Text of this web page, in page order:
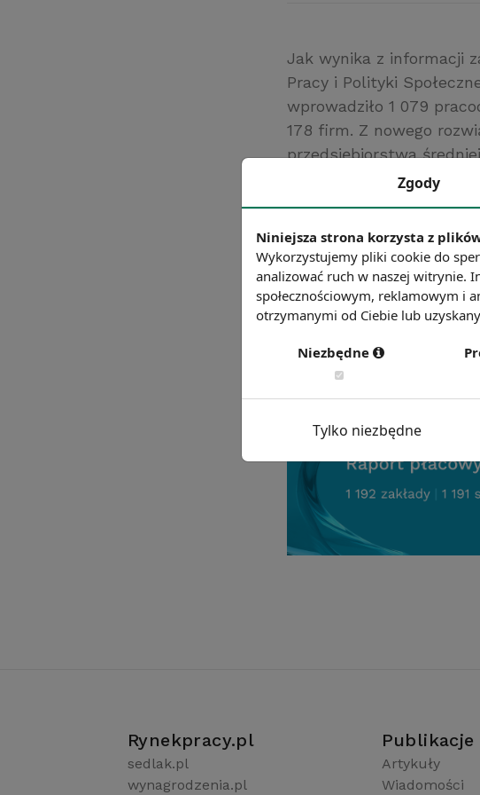
Jak wynika z informacji
Pracy i Polityki
wprowadziło 1 079
178 firm. Z nowego
przedsiębiorstwa
popularny w
Krakowa i Wrocławia.
Źródło: Ministerstwo Pracy
Chcesz wiedzieć więcej?
Rynekpracy.pl
sedlak.pl
wynagrodzenia.pl
Artykuły
Wiadomości
Zgody
Niniejsza strona korzysta z
Wykorzystujemy pliki cookie do
analizować ruch w naszej witrynie.
społecznościowym, reklamowym i
otrzymanymi od Ciebie lub
Niezbędne
Tylko niezbędne